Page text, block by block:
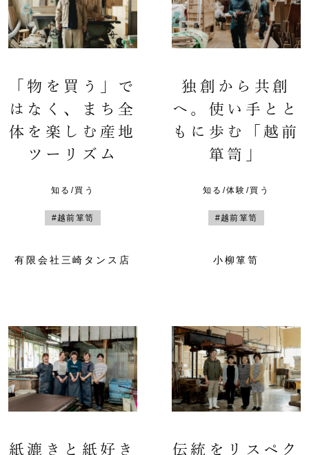
「物を買う」で
はなく、まち全
体を楽しむ産地
ツーリズム
知る/買う
#越前箪笥
有限会社三崎タンス店
独創から共創
へ。使い手とと
もに歩む「越前
箪笥」
知る/体験/買う
#越前箪笥
小柳箪笥
紙漉きと紙好き
伝統をリスペク